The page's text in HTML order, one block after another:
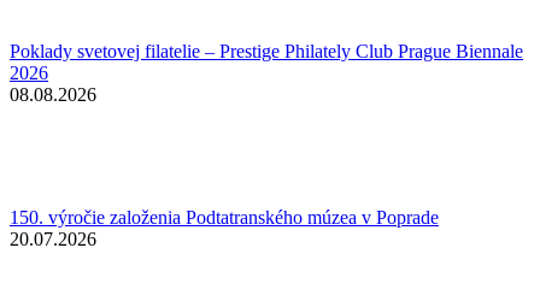
Poklady svetovej filatelie – Prestige Philately Club Prague Biennale
2026
08.08.2026
150. výročie založenia Podtatranského múzea v Poprade
20.07.2026